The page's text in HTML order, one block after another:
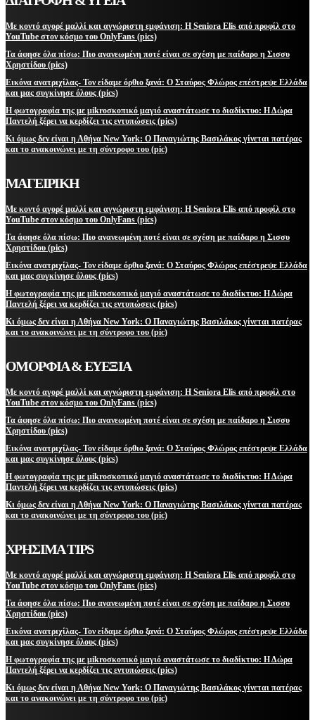
Με κοντό αγορέ μαλλί και αγνώριστη εμφάνιση: Η Seniora Elis από προφίλ στο
YouTube στον κόσμο του OnlyFans (pics)
Τα άφησε όλα πίσω: Πιο ανανεωμένη ποτέ είναι σε σχέση με παίδαρο η Σισσυ
Χρηστίδου (pics)
Εικόνα ανατριχίλας- Τον είδαμε όρθιο ξανά: Ο Σταύρος Φλώρος επέστρεψε Ελλάδα
και μας συγκίνησε όλους (pics)
Η φωτογραφία της με μikroσκοπικό μαγιό αναστάτωσε το διαδίκτυο: Η Δώρα
Παντελή ξέρει να κερδίζει τις εντυπώσεις (pics)
Κι όμως δεν είναι η Αθήνα New York: Ο Παναγιώτης Βασιλάκος γίνεται πατέρας
και το ανακοινώνει με τη σύντροφο του (pic)
ΜΑΓΕΙΡΙΚΗ
Με κοντό αγορέ μαλλί και αγνώριστη εμφάνιση: Η Seniora Elis από προφίλ στο
YouTube στον κόσμο του OnlyFans (pics)
Τα άφησε όλα πίσω: Πιο ανανεωμένη ποτέ είναι σε σχέση με παίδαρο η Σισσυ
Χρηστίδου (pics)
Εικόνα ανατριχίλας- Τον είδαμε όρθιο ξανά: Ο Σταύρος Φλώρος επέστρεψε Ελλάδα
και μας συγκίνησε όλους (pics)
Η φωτογραφία της με μikroσκοπικό μαγιό αναστάτωσε το διαδίκτυο: Η Δώρα
Παντελή ξέρει να κερδίζει τις εντυπώσεις (pics)
Κι όμως δεν είναι η Αθήνα New York: Ο Παναγιώτης Βασιλάκος γίνεται πατέρας
και το ανακοινώνει με τη σύντροφο του (pic)
ΟΜΟΡΦΙΑ & ΕΥΕΞΙΑ
Με κοντό αγορέ μαλλί και αγνώριστη εμφάνιση: Η Seniora Elis από προφίλ στο
YouTube στον κόσμο του OnlyFans (pics)
Τα άφησε όλα πίσω: Πιο ανανεωμένη ποτέ είναι σε σχέση με παίδαρο η Σισσυ
Χρηστίδου (pics)
Εικόνα ανατριχίλας- Τον είδαμε όρθιο ξανά: Ο Σταύρος Φλώρος επέστρεψε Ελλάδα
και μας συγκίνησε όλους (pics)
Η φωτογραφία της με μikroσκοπικό μαγιό αναστάτωσε το διαδίκτυο: Η Δώρα
Παντελή ξέρει να κερδίζει τις εντυπώσεις (pics)
Κι όμως δεν είναι η Αθήνα New York: Ο Παναγιώτης Βασιλάκος γίνεται πατέρας
και το ανακοινώνει με τη σύντροφο του (pic)
ΧΡΗΣΙΜΑ TIPS
Με κοντό αγορέ μαλλί και αγνώριστη εμφάνιση: Η Seniora Elis από προφίλ στο
YouTube στον κόσμο του OnlyFans (pics)
Τα άφησε όλα πίσω: Πιο ανανεωμένη ποτέ είναι σε σχέση με παίδαρο η Σισσυ
Χρηστίδου (pics)
Εικόνα ανατριχίλας- Τον είδαμε όρθιο ξανά: Ο Σταύρος Φλώρος επέστρεψε Ελλάδα
και μας συγκίνησε όλους (pics)
Η φωτογραφία της με μikroσκοπικό μαγιό αναστάτωσε το διαδίκτυο: Η Δώρα
Παντελή ξέρει να κερδίζει τις εντυπώσεις (pics)
Κι όμως δεν είναι η Αθήνα New York: Ο Παναγιώτης Βασιλάκος γίνεται πατέρας
και το ανακοινώνει με τη σύντροφο του (pic)